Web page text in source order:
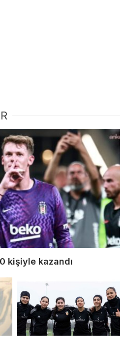
kişiyle kazandı